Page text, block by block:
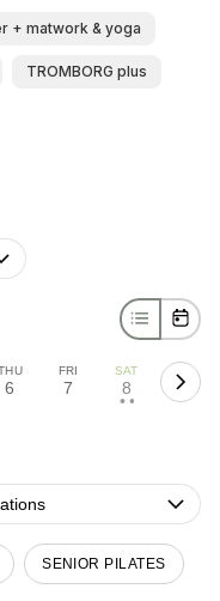
+ matwork & yoga
TROMBORG plus
6
FRI
7
SAT
8
• •
SENIOR PILATES